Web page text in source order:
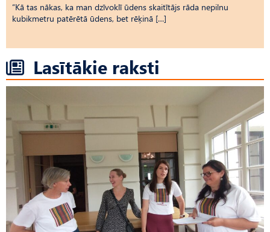
“Kā tas nākas, ka man dzīvoklī ūdens skaitītājs rāda nepilnu
kubikmetru patērētā ūdens, bet rēķinā […]
Lasītākie raksti